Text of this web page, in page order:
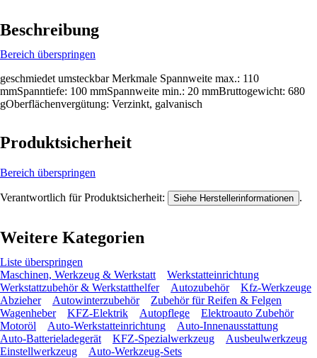
Beschreibung
Bereich überspringen
geschmiedet umsteckbar Merkmale Spannweite max.: 110
mmSpanntiefe: 100 mmSpannweite min.: 20 mmBruttogewicht: 680
gOberflächenvergütung: Verzinkt, galvanisch
Produktsicherheit
Bereich überspringen
Verantwortlich für Produktsicherheit: Siehe Herstellerinformationen .
Weitere Kategorien
Liste überspringen
Maschinen, Werkzeug & Werkstatt
Werkstatteinrichtung
Werkstattzubehör & Werkstatthelfer
Autozubehör
Kfz-Werkzeuge
Abzieher
Autowinterzubehör
Zubehör für Reifen & Felgen
Wagenheber
KFZ-Elektrik Autopflege
Elektroauto Zubehör
Motoröl
Auto-Werkstatteinrichtung
Auto-Innenausstattung
Auto-Batterieladegerät
KFZ-Spezialwerkzeug
Ausbeulwerkzeug
Einstellwerkzeug
Auto-Werkzeug-Sets